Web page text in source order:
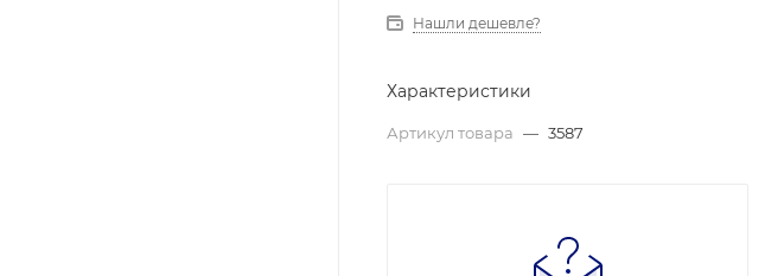
Нашли дешевле?
Характеристики
Артикул товара — 3587